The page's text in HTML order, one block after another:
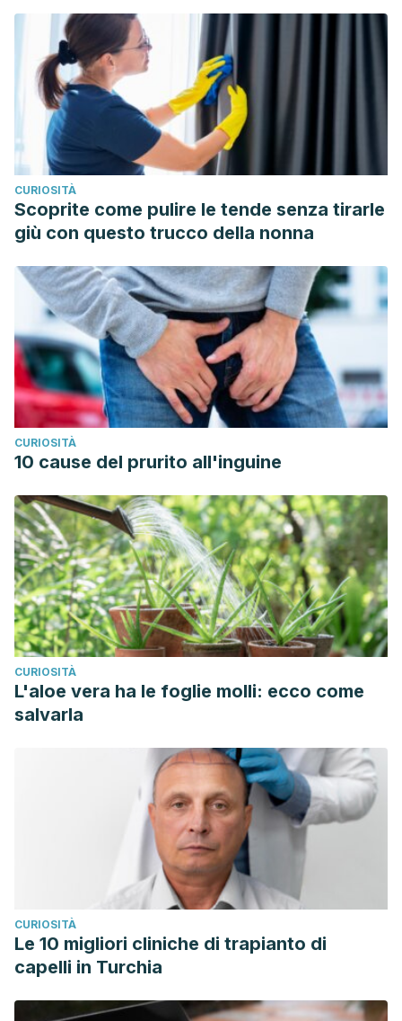
Rheumatology. https://doi.org/10.1093/rheumatology/kel296
Clarke, R., Derry, S., & Moore, R. A. (2014). Single dose oral
etoricoxib for acute postoperative pain in adults. Cochrane
Database of Systematic Reviews.
https://doi.org/10.1002/14651858.CD004309.pub4
Brooks P, Kubler P. Etoricoxib for arthritis and pain
management. Ther Clin Risk Manag. 2006;2(1):45–57.
CURIOSITÀ
Scoprite come pulire le tende senza tirarle
giù con questo trucco della nonna
CURIOSITÀ
10 cause del prurito all'inguine
CURIOSITÀ
L'aloe vera ha le foglie molli: ecco come
salvarla
CURIOSITÀ
Le 10 migliori cliniche di trapianto di
capelli in Turchia